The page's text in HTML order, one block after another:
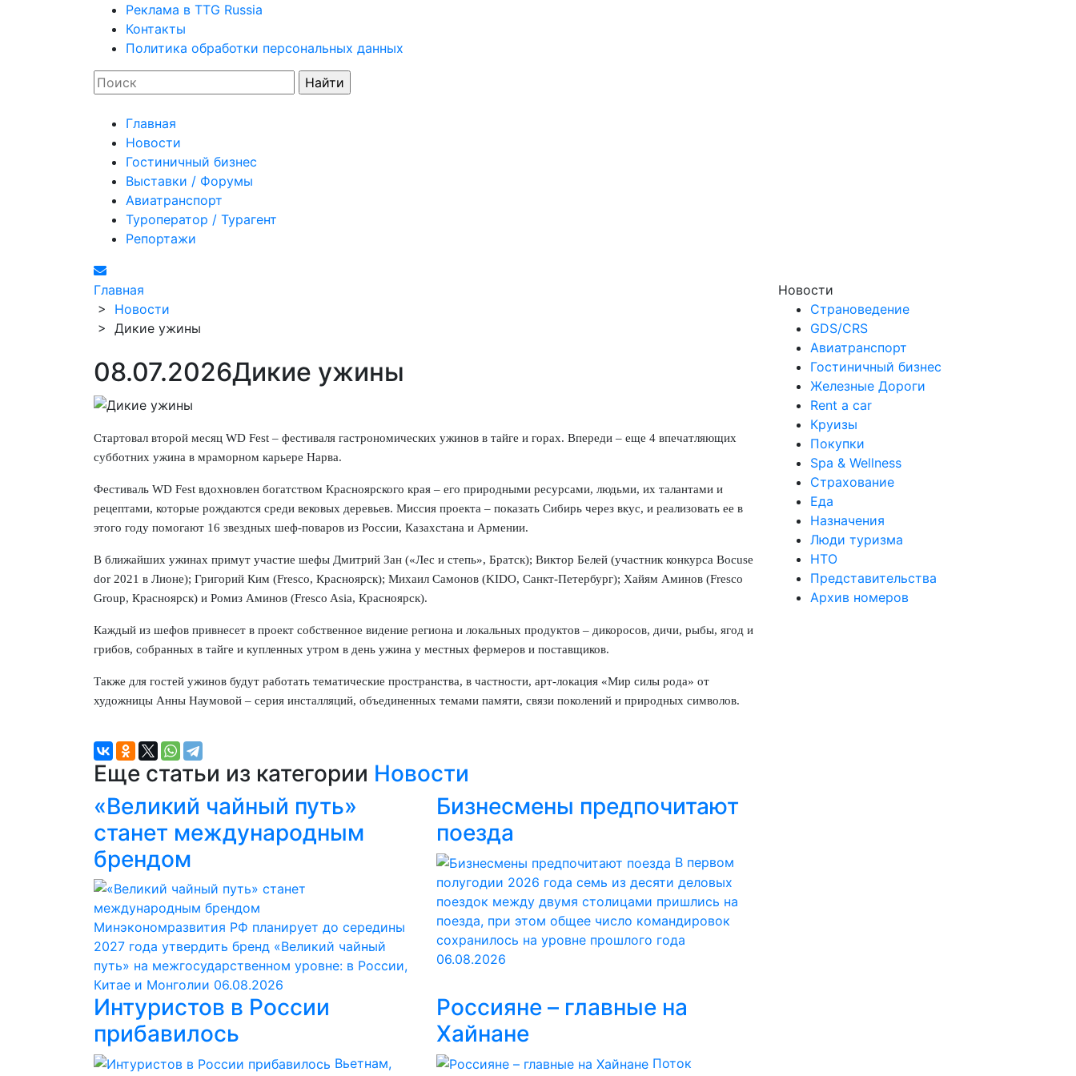
Реклама в TTG Russia
Контакты
Политика обработки персональных данных
Главная
Новости
Гостиничный бизнес
Выставки / Форумы
Авиатранспорт
Туроператор / Турагент
Репортажи
Главная
> Новости
> Дикие ужины
08.07.2026Дикие ужины
Стартовал второй месяц WD Fest – фестиваля гастрономических ужинов в тайге и горах. Впереди – еще 4 впечатляющих
субботних ужина в мраморном карьере Нарва.
Фестиваль WD Fest вдохновлен богатством Красноярского края – его природными ресурсами, людьми, их талантами и
рецептами, которые рождаются среди вековых деревьев. Миссия проекта – показать Сибирь через вкус, и реализовать ее в
этого году помогают 16 звездных шеф-поваров из России, Казахстана и Армении.
В ближайших ужинах примут участие шефы Дмитрий Зан («Лес и степь», Братск); Виктор Белей (участник конкурса Bocuse
dor 2021 в Лионе); Григорий Ким (Fresco, Красноярск); Михаил Самонов (KIDO, Санкт-Петербург); Хайям Аминов (Fresco
Group, Красноярск) и Ромиз Аминов (Fresco Asia, Красноярск).
Каждый из шефов привнесет в проект собственное видение региона и локальных продуктов – дикоросов, дичи, рыбы, ягод и
грибов, собранных в тайге и купленных утром в день ужина у местных фермеров и поставщиков.
Также для гостей ужинов будут работать тематические пространства, в частности, арт-локация «Мир силы рода» от
художницы Анны Наумовой – серия инсталляций, объединенных темами памяти, связи поколений и природных символов.
Еще статьи из категории Новости
«Великий чайный путь»
станет международным
брендом
Минэкономразвития РФ планирует до середины
2027 года утвердить бренд «Великий чайный
путь» на межгосударственном уровне: в России,
Китае и Монголии 06.08.2026
Бизнесмены предпочитают
поезда
В первом
полугодии 2026 года семь из десяти деловых
поездок между двумя столицами пришлись на
поезда, при этом общее число командировок
сохранилось на уровне прошлого года
06.08.2026
Интуристов в России
прибавилось
Вьетнам,
Россияне – главные на
Хайнане
Поток
Новости
Страноведение
GDS/CRS
Авиатранспорт
Гостиничный бизнес
Железные Дороги
Rent a car
Круизы
Покупки
Spa & Wellness
Страхование
Еда
Назначения
Люди туризма
НТО
Представительства
Архив номеров